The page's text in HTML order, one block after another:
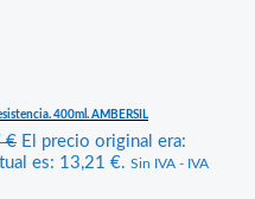
400ml. AMBERSIL
€ El precio original era:
es: 13,21 €. Sin IVA - IVA